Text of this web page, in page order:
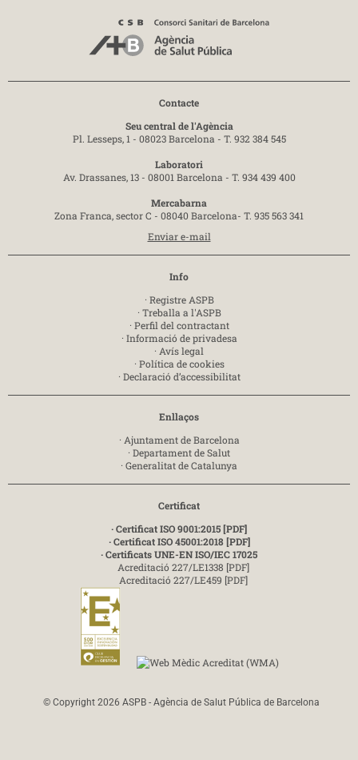
Contacte
Seu central de l'Agència
Pl. Lesseps, 1 - 08023 Barcelona - T. 932 384 545
Laboratori
Av. Drassanes, 13 - 08001 Barcelona - T. 934 439 400
Mercabarna
Zona Franca, sector C - 08040 Barcelona- T. 935 563 341
Enviar e-mail
Info
· Registre ASPB
· Treballa a l'ASPB
· Perfil del contractant
· Informació de privadesa
· Avís legal
· Política de cookies
· Declaració d’accessibilitat
Enllaços
· Ajuntament de Barcelona
· Departament de Salut
· Generalitat de Catalunya
Certificat
· Certificat ISO 9001:2015 [PDF]
· Certificat ISO 45001:2018 [PDF]
· Certificats UNE-EN ISO/IEC 17025
Acreditació 227/LE1338 [PDF]
Acreditació 227/LE459 [PDF]
© Copyright 2026 ASPB - Agència de Salut Pública de Barcelona